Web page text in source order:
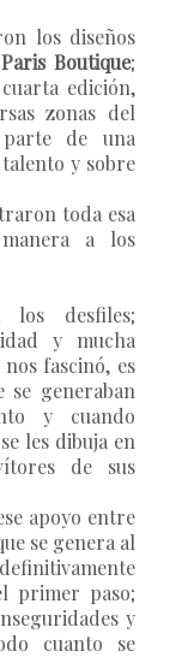
los diseños
Boutique;
edición,
zonas del
de una
y sobre
toda esa
a los
desfiles;
y mucha
fascinó, es
se generaban
y cuando
les dibuja en
de sus
apoyo entre
se genera al
primer paso;
y
cuanto se